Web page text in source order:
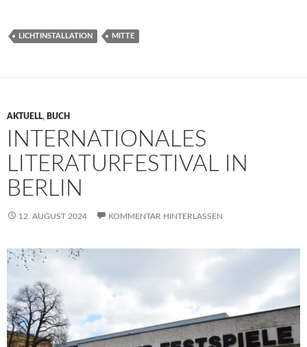
LICHTINSTALLATION MITTE
AKTUELL, BUCH
INTERNATIONALES
LITERATURFESTIVAL IN
BERLIN
12. AUGUST 2024 KOMMENTAR HINTERLASSEN